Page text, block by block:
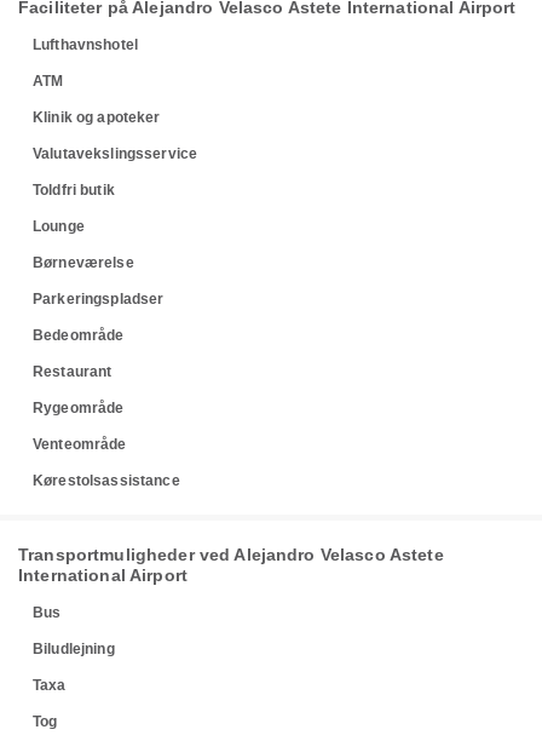
Faciliteter på Alejandro Velasco Astete International Airport
Lufthavnshotel
ATM
Klinik og apoteker
Valutavekslingsservice
Toldfri butik
Lounge
Børneværelse
Parkeringspladser
Bedeområde
Restaurant
Rygeområde
Venteområde
Kørestolsassistance
Transportmuligheder ved Alejandro Velasco Astete
International Airport
Bus
Biludlejning
Taxa
Tog